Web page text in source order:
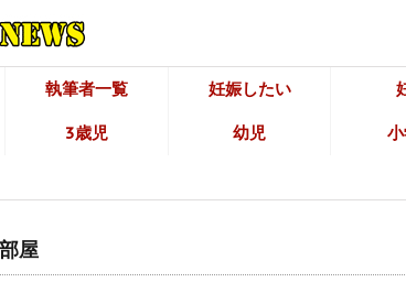
執筆者一覧 妊娠したい
3歳児 幼児
屋